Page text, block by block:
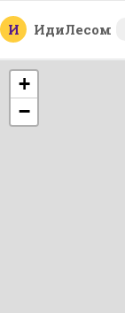
И ИдиЛесом
+
−